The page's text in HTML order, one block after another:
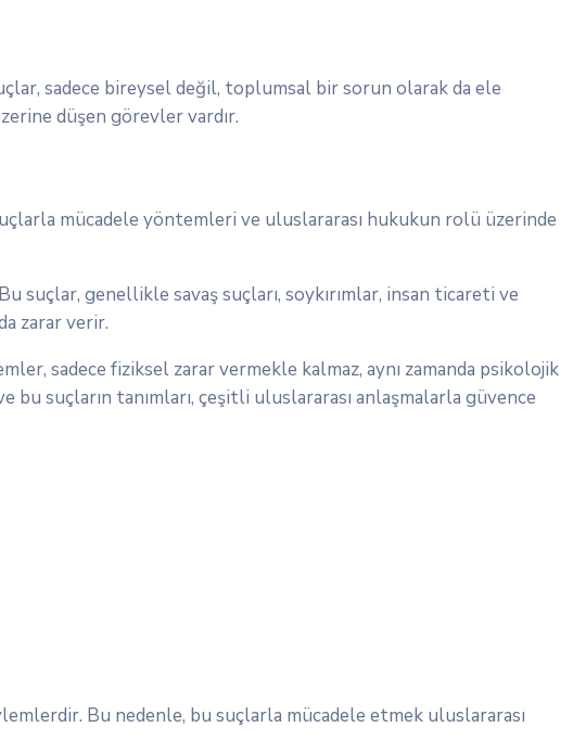
sadece bireysel değil, toplumsal bir sorun olarak da ele
düşen görevler vardır.
mücadele yöntemleri ve uluslararası hukukun rolü üzerinde
suçlar, genellikle savaş suçları, soykırımlar, insan ticareti ve
zarar verir.
sadece fiziksel zarar vermekle kalmaz, aynı zamanda psikolojik
bu suçların tanımları, çeşitli uluslararası anlaşmalarla güvence
Bu nedenle, bu suçlarla mücadele etmek uluslararası